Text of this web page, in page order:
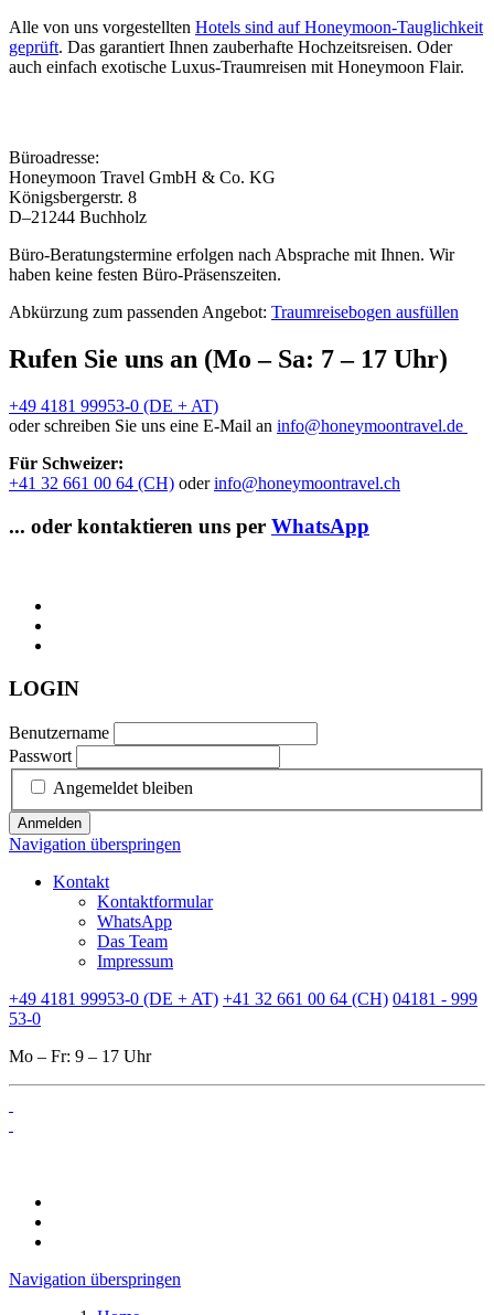
Alle von uns vorgestellten Hotels sind auf Honeymoon-Tauglichkeit
geprüft. Das garantiert Ihnen zauberhafte Hochzeitsreisen. Oder
auch einfach exotische Luxus-Traumreisen mit Honeymoon Flair.
Büroadresse:
Honeymoon Travel GmbH & Co. KG
Königsbergerstr. 8
D–21244 Buchholz
Büro-Beratungstermine erfolgen nach Absprache mit Ihnen. Wir
haben keine festen Büro-Präsenszeiten.
Abkürzung zum passenden Angebot: Traumreisebogen ausfüllen
Rufen Sie uns an (Mo – Sa: 7 – 17 Uhr)
+49 4181 99953-0 (DE + AT)
oder schreiben Sie uns eine E-Mail an info@honeymoontravel.de
Für Schweizer:
+41 32 661 00 64 (CH) oderinfo@honeymoontravel.ch
... oder kontaktieren uns per WhatsApp
LOGIN
Benutzername
Passwort
Angemeldet bleiben
Anmelden
Navigation überspringen
Kontakt
Kontaktformular
WhatsApp
Das Team
Impressum
+49 4181 99953-0 (DE + AT) +41 32 661 00 64 (CH) 04181 - 999
53-0
Mo – Fr: 9 – 17 Uhr
Navigation überspringen